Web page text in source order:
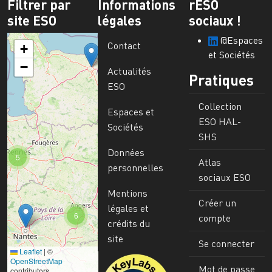
Filtrer par
site ESO
6
5
+
−
Leaflet | ©
OpenStreetMap
Informations
légales
Contact
Actualités
ESO
Espaces et
Sociétés
Données
personnelles
Mentions
légales et
crédits du
site
Image
rESO
sociaux !
@Espaces
et Sociétés
Pratiques
Collection
ESO HAL-
SHS
Atlas
sociaux ESO
Créer un
compte
Se connecter
Mot de passe